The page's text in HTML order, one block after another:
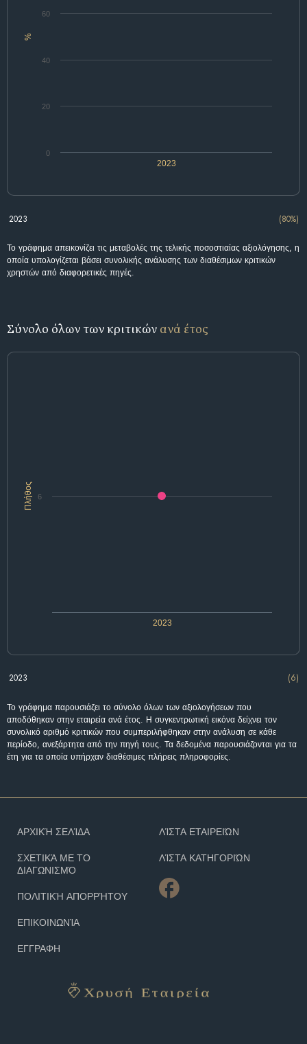
%
2023
0
20
40
60
2023 (80%)
Το γράφημα απεικονίζει τις μεταβολές της τελικής ποσοστιαίας αξιολόγησης, η
οποία υπολογίζεται βάσει συνολικής ανάλυσης των διαθέσιμων κριτικών
χρηστών από διαφορετικές πηγές.
Σύνολο όλων των κριτικών ανά έτος
Πλήθος
2023
6
2023 (6)
Το γράφημα παρουσιάζει το σύνολο όλων των αξιολογήσεων που
αποδόθηκαν στην εταιρεία ανά έτος. Η συγκεντρωτική εικόνα δείχνει τον
συνολικό αριθμό κριτικών που συμπεριλήφθηκαν στην ανάλυση σε κάθε
περίοδο, ανεξάρτητα από την πηγή τους. Τα δεδομένα παρουσιάζονται για τα
έτη για τα οποία υπήρχαν διαθέσιμες πλήρεις πληροφορίες.
ΑΡΧΙΚΉ ΣΕΛΊΔΑ
ΣΧΕΤΙΚΆ ΜΕ ΤΟ
ΔΙΑΓΩΝΙΣΜΌ
ΠΟΛΙΤΙΚΉ ΑΠΟΡΡΉΤΟΥ
ΕΠΙΚΟΙΝΩΝΊΑ
ΕΓΓΡΑΦΗ
ΛΊΣΤΑ ΕΤΑΙΡΕΙΏΝ
ΛΊΣΤΑ ΚΑΤΗΓΟΡΙΏΝ